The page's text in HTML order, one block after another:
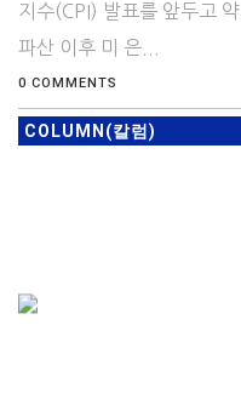
지수(CPI) 발표를 앞두고
파산 이후 미 은...
0 COMMENTS
COLUMN(칼럼)